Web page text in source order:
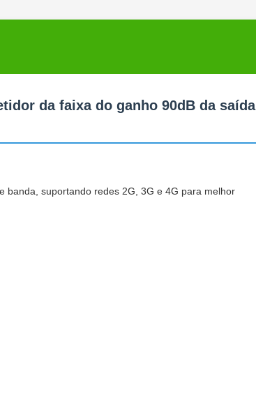
da faixa do ganho 90dB da saída
banda, suportando redes 2G, 3G e 4G para melhor